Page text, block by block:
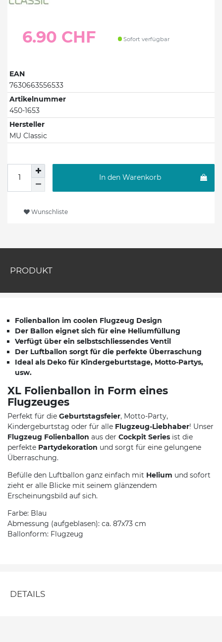
6.90 CHF Sofort verfügbar
EAN
7630663556533
Artikelnummer
450-1653
Hersteller
MU Classic
In den Warenkorb
Wunschliste
PRODUKT
Folienballon im coolen Flugzeug Design
Der Ballon eignet sich für eine Heliumfüllung
Verfügt über ein selbstschliessendes Ventil
Der Luftballon sorgt für die perfekte Überraschung
Ideal als Deko für Kindergeburtstage, Motto-Partys,
usw.
XL Folienballon in Form eines
Flugzeuges
Perfekt für die Geburtstagsfeier, Motto-Party,
Kindergeburtstag oder für alle Flugzeug-Liebhaber! Unser
Flugzeug Folienballon aus der Cockpit Series ist die
perfekte Partydekoration und sorgt für eine gelungene
Überraschung.
Befülle den Luftballon ganz einfach mit Helium und sofort
zieht er alle Blicke mit seinem glänzendem
Erscheinungsbild auf sich.
Farbe: Blau
Abmessung (aufgeblasen): ca. 87x73 cm
Ballonform: Flugzeug
DETAILS